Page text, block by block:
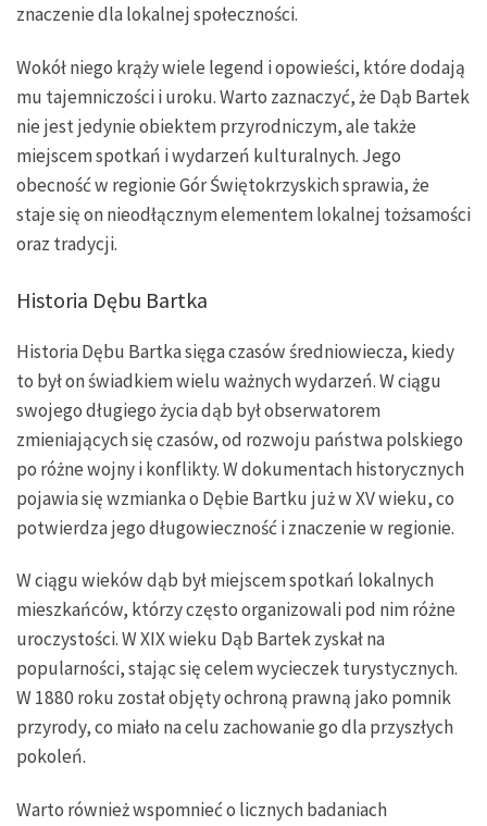
znaczenie dla lokalnej społeczności.
Wokół niego krąży wiele legend i opowieści, które dodają
mu tajemniczości i uroku. Warto zaznaczyć, że Dąb Bartek
nie jest jedynie obiektem przyrodniczym, ale także
miejscem spotkań i wydarzeń kulturalnych. Jego
obecność w regionie Gór Świętokrzyskich sprawia, że
staje się on nieodłącznym elementem lokalnej tożsamości
oraz tradycji.
Historia Dębu Bartka
Historia Dębu Bartka sięga czasów średniowiecza, kiedy
to był on świadkiem wielu ważnych wydarzeń. W ciągu
swojego długiego życia dąb był obserwatorem
zmieniających się czasów, od rozwoju państwa polskiego
po różne wojny i konflikty. W dokumentach historycznych
pojawia się wzmianka o Dębie Bartku już w XV wieku, co
potwierdza jego długowieczność i znaczenie w regionie.
W ciągu wieków dąb był miejscem spotkań lokalnych
mieszkańców, którzy często organizowali pod nim różne
uroczystości. W XIX wieku Dąb Bartek zyskał na
popularności, stając się celem wycieczek turystycznych.
W 1880 roku został objęty ochroną prawną jako pomnik
przyrody, co miało na celu zachowanie go dla przyszłych
pokoleń.
Warto również wspomnieć o licznych badaniach